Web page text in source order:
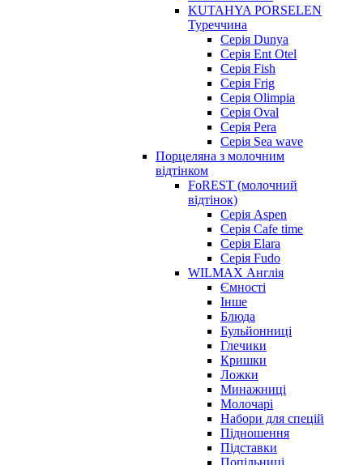
KUTAHYA PORSELEN
Туреччина
Серія Dunya
Серія Ent Otel
Серія Fish
Серія Frig
Серія Olimpia
Серія Oval
Серія Pera
Серія Sea wave
Порцеляна з молочним
відтінком
FoREST (молочний
відтінок)
Серія Aspen
Серія Cafe time
Серія Elara
Серія Fudo
WILMAX Англія
Ємності
Інше
Блюда
Бульйонниці
Глечики
Кришки
Ложки
Минажниці
Молочарі
Набори для спецій
Підношення
Підставки
Попільниці